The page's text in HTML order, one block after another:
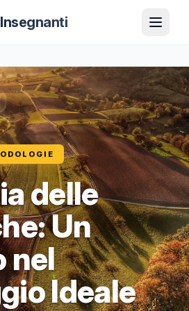
delle
Un
nel
Ideale